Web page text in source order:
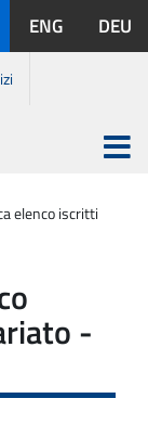
ENG DEU
Apri
menu
elenco iscritti
-